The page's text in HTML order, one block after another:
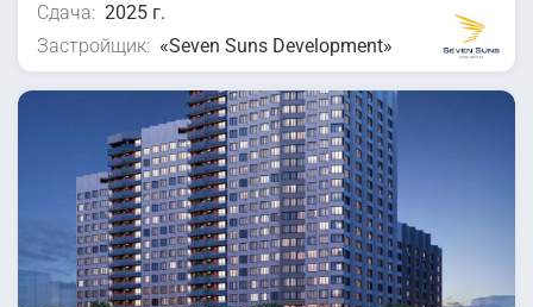
Сдача: 2025 г.
Застройщик: «Seven Suns Development»